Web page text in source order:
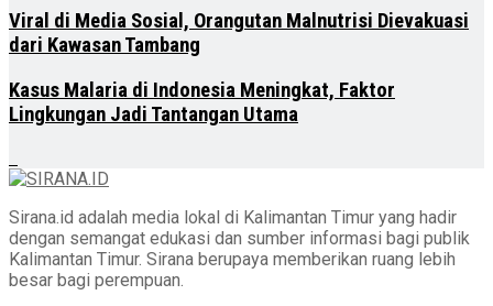
Viral di Media Sosial, Orangutan Malnutrisi Dievakuasi
dari Kawasan Tambang
Kasus Malaria di Indonesia Meningkat, Faktor
Lingkungan Jadi Tantangan Utama
Sirana.id adalah media lokal di Kalimantan Timur yang hadir
dengan semangat edukasi dan sumber informasi bagi publik
Kalimantan Timur. Sirana berupaya memberikan ruang lebih
besar bagi perempuan.